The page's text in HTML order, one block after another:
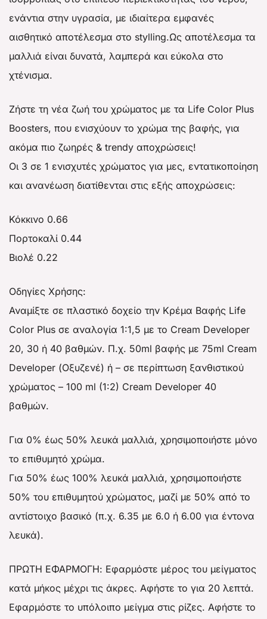
ενάντια στην υγρασία, με ιδιαίτερα εμφανές
αισθητικό αποτέλεσμα στο stylling.Ως αποτέλεσμα τα
μαλλιά είναι δυνατά, λαμπερά και εύκολα στο
χτένισμα.
Ζήστε τη νέα ζωή του χρώματος με τα Life Color Plus
Boosters, που ενισχύουν το χρώμα της βαφής, για
ακόμα πιο ζωηρές & trendy αποχρώσεις!
Οι 3 σε 1 ενισχυτές χρώματος για μες, εντατικοποίηση
και ανανέωση διατίθενται στις εξής αποχρώσεις:
Κόκκινο 0.66
Πορτοκαλί 0.44
Βιολέ 0.22
Οδηγίες Χρήσης:
Αναμίξτε σε πλαστικό δοχείο την Κρέμα Βαφής Life
Color Plus σε αναλογία 1:1,5 με το Cream Developer
20, 30 ή 40 βαθμών. Π.χ. 50ml βαφής με 75ml Cream
Developer (Οξυζενέ) ή – σε περίπτωση ξανθιστικού
χρώματος – 100 ml (1:2) Cream Developer 40
βαθμών.
Για 0% έως 50% λευκά μαλλιά, χρησιμοποιήστε μόνο
το επιθυμητό χρώμα.
Για 50% έως 100% λευκά μαλλιά, χρησιμοποιήστε
50% του επιθυμητού χρώματος, μαζί με 50% από το
αντίστοιχο βασικό (π.χ. 6.35 με 6.0 ή 6.00 για έντονα
λευκά).
ΠΡΩΤΗ ΕΦΑΡΜΟΓΗ: Εφαρμόστε μέρος του μείγματος
κατά μήκος μέχρι τις άκρες. Αφήστε το για 20 λεπτά.
Εφαρμόστε το υπόλοιπο μείγμα στις ρίζες. Αφήστε το